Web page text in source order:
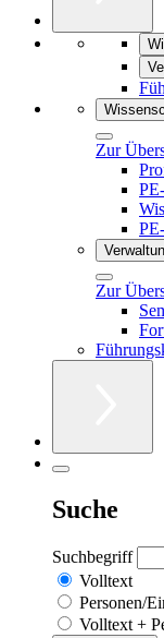
Zur
Zur
Suche
Suchbegriff
Volltext
Personen/
Volltext +